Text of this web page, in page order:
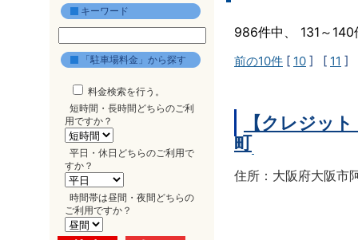
キーワード
「駐車場料金」から探す
料金検索を行う。
短時間・長時間どちらのご利
用ですか？
平日・休日どちらのご利用で
すか？
時間帯は昼間・夜間どちらの
ご利用ですか？
986件中、 131～
前の10件 [ 10 ] [ 11 ]
【クレジッ
町
住所：大阪府大阪市